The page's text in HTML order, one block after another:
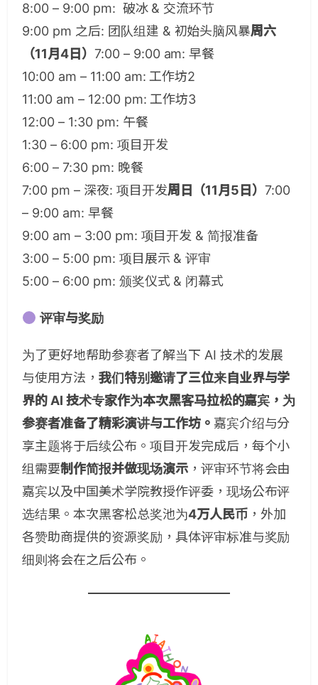
8:00 – 9:00 pm: 破冰 & 交流环节
9:00 pm 之后: 团队组建 & 初始头脑风暴周六
（11月4日） 7:00 – 9:00 am: 早餐
10:00 am – 11:00 am: 工作坊2
11:00 am – 12:00 pm: 工作坊3
12:00 – 1:30 pm: 午餐
1:30 – 6:00 pm: 项目开发
6:00 – 7:30 pm: 晚餐
7:00 pm – 深夜: 项目开发周日（11月5日）7:00
– 9:00 am: 早餐
9:00 am – 3:00 pm: 项目开发 & 简报准备
3:00 – 5:00 pm: 项目展示 & 评审
5:00 – 6:00 pm: 颁奖仪式 & 闭幕式
评审与奖励
为了更好地帮助参赛者了解当下 AI 技术的发展
与使用方法， 我们特别邀请了三位来自业界与学
界的 AI 技术专家作为本次黑客马拉松的嘉宾，为
参赛者准备了精彩演讲与工作坊。 嘉宾介绍与分
享主题将于后续公布。项目开发完成后，每个小
组需要制作简报并做现场演示，评审环节将会由
嘉宾以及中国美术学院教授作评委，现场公布评
选结果。本次黑客松总奖池为4万人民币，外加
各赞助商提供的资源奖励，具体评审标准与奖励
细则将会在之后公布。